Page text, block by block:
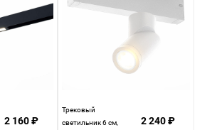
2 160 ₽
Трековый
светильник 6 см,
2 240 ₽